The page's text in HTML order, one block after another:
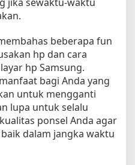
beberapa fun
hp dan cara
hp Samsung.
bagi Anda yang
untuk mengganti
lupa untuk selalu
ponsel Anda agar
dalam jangka waktu